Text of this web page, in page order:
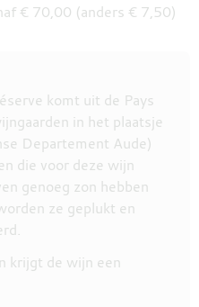
€ 70,00 (anders € 7,50)
komt uit de Pays
in het plaatsje
Departement Aude)
die voor deze wijn
genoeg zon hebben
ze geplukt en
krijgt de wijn een